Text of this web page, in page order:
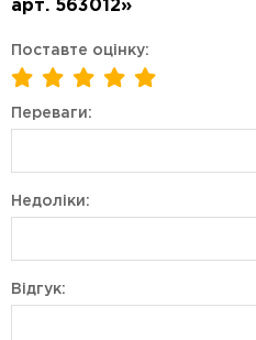
арт. 563012»
Поставте оцінку:
Переваги:
Недоліки:
Відгук: